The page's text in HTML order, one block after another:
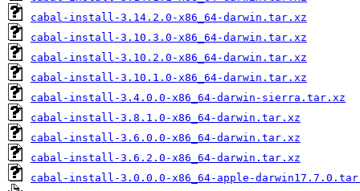
cabal-install-3.14.2.0-x86_64-darwin.tar.xz
cabal-install-3.10.3.0-x86_64-darwin.tar.xz
cabal-install-3.10.2.0-x86_64-darwin.tar.xz
cabal-install-3.10.1.0-x86_64-darwin.tar.xz
cabal-install-3.4.0.0-x86_64-darwin-sierra.tar.xz
cabal-install-3.8.1.0-x86_64-darwin.tar.xz
cabal-install-3.6.0.0-x86_64-darwin.tar.xz
cabal-install-3.6.2.0-x86_64-darwin.tar.xz
cabal-install-3.0.0.0-x86_64-apple-